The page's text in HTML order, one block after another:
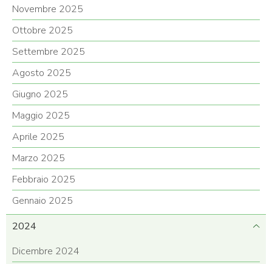
Novembre 2025
Ottobre 2025
Settembre 2025
Agosto 2025
Giugno 2025
Maggio 2025
Aprile 2025
Marzo 2025
Febbraio 2025
Gennaio 2025
2024
Dicembre 2024